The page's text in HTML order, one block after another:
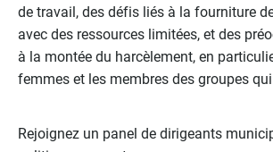
de travail, des défis liés à la fourniture
avec des ressources limitées, et des
à la montée du harcèlement, en
femmes et les membres des groupes
Rejoignez un panel de dirigeants